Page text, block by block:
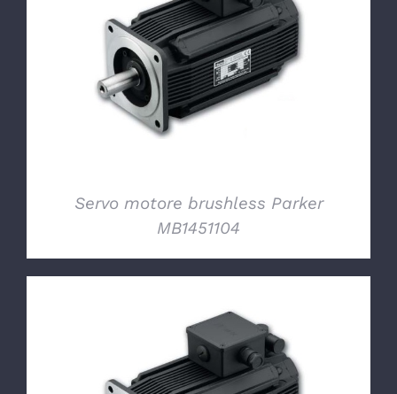
DETTAGLI
Servo motore brushless Parker
MB1451104